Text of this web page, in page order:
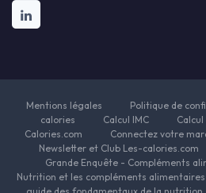
Mentions légales Politique de
calories
Calcul IMC Calcul
Calories.com
Connectez votre
Newsletter et Club Les-calories.com
Grande Enquête - Compléments
Nutrition et les compléments